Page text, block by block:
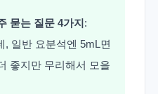
묻는 질문 4가지:
일반 요분석엔 5mL면
좋지만 무리해서 모을